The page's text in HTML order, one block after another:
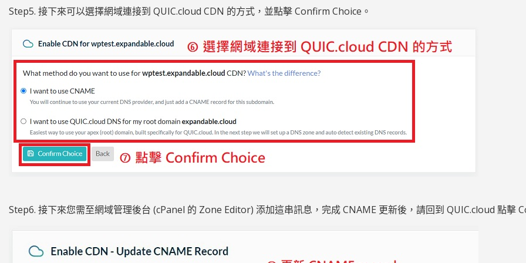
Step5. 接下來可以選擇網域連接到 QUIC.cloud CDN 的方式，並點擊 Confirm Choice。
Step6. 接下來您需至網域管理後台 (cPanel 的 Zone Editor) 添加這串訊息，完成 CNAME 更新後，請回到 QUIC.cloud 點擊